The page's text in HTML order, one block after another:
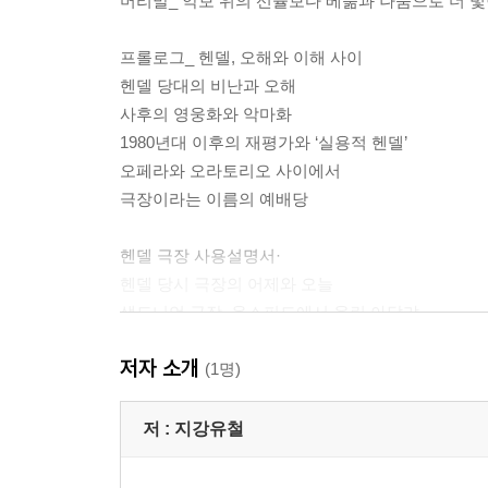
프롤로그_ 헨델, 오해와 이해 사이
헨델 당대의 비난과 오해
사후의 영웅화와 악마화
1980년대 이후의 재평가와 ‘실용적 헨델’
오페라와 오라토리오 사이에서
극장이라는 이름의 예배당
헨델 극장 사용설명서·
샐도니언 극장, 옥스퍼드에서 울린 아달랴
극장과 헨델의 오페라·오라토리오 검열과 면허법,
오라토리오가 태어난 틈 오늘의 헨델 극장 순례
저자 소개 (1명)
저 : 지강유철